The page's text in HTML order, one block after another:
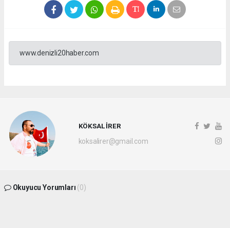
www.denizli20haber.com
KÖKSAL İRER
koksalirer@gmail.com
Okuyucu Yorumları (0)